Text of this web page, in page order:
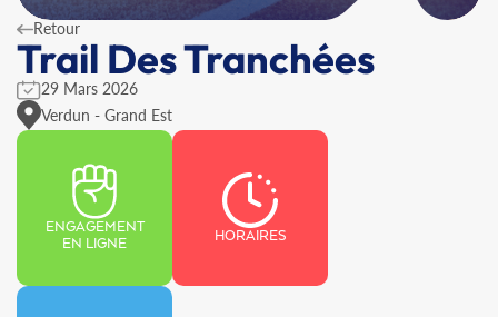
Retour
Trail Des Tranchées
29 Mars 2026
Verdun - Grand Est
ENGAGEMENT
EN LIGNE
HORAIRES